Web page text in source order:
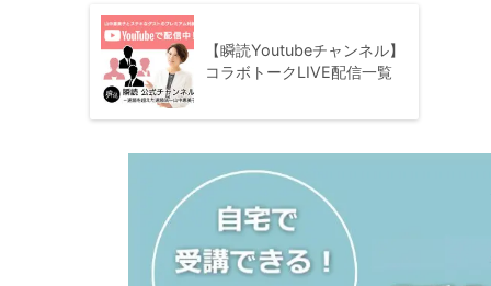
【瞬読Youtubeチャンネル】
コラボトークLIVE配信一覧